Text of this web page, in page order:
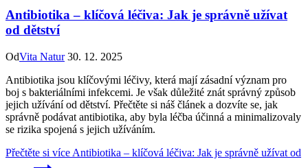
Antibiotika – klíčová léčiva: Jak je správně užívat
od dětství
OdVita Natur 30. 12. 2025
Antibiotika jsou klíčovými léčivy, která mají zásadní význam pro
boj s bakteriálními infekcemi. Je však důležité znát správný způsob
jejich užívání od dětství. Přečtěte si náš článek a dozvíte se, jak
správně podávat antibiotika, aby byla léčba účinná a minimalizovaly
se rizika spojená s jejich užíváním.
Přečtěte si více Antibiotika – klíčová léčiva: Jak je správně užívat od